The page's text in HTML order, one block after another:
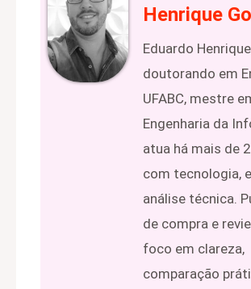
Henrique
Eduardo
doutorando em
UFABC, mestre
Engenharia da
atua há mais de
com tecnologia,
análise técnica.
de compra e
foco em clareza,
comparação